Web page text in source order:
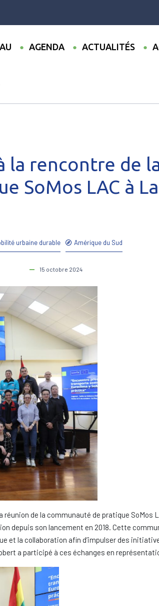
AGENDA ACTUALITÉS
urbaine durable Amérique du Sud
15 octobre 2024
la rencontre de
SoMos LAC à
réunion de la communauté de pratique
depuis son lancement en 2018. Cette
et la collaboration afin d’impulser des
a participé à ces échanges en